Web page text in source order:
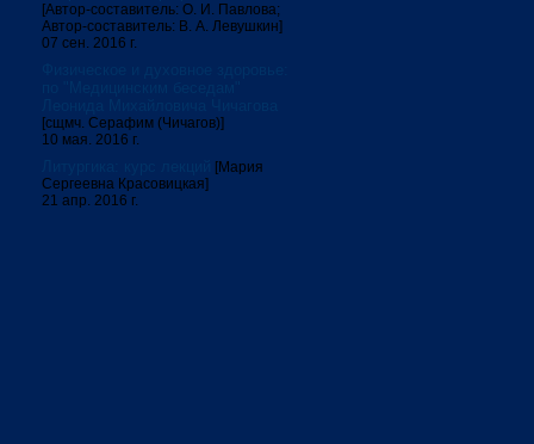
[Автор-составитель: О. И. Павлова;
Автор-составитель: В. А. Левушкин]
07 сен. 2016 г.
[сщмч. Серафим (Чичагов)]
10 мая. 2016 г.
[Мария
Сергеевна Красовицкая]
21 апр. 2016 г.